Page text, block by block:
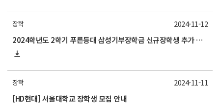
장학
2024학년도 2학기 푸른등대 삼성기부장학금 신규장학생 추가 선발 안내(11월 13일(~10:00 기한엄수)
2024-11-12
장학
[HD현대] 서울대학교 장학생 모집 안내
2024-11-11